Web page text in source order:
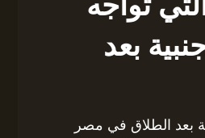
بعد
بعد الطلاق في مصر